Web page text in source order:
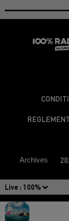
Live : 100%
Archives